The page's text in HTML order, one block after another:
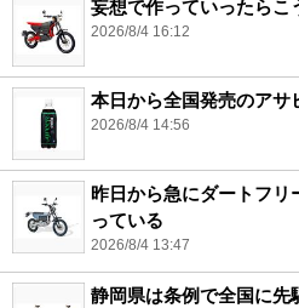
妄想で作っていったらこ
2026/8/4 16:12
本日から全国発売のアサ
2026/8/4 14:56
昨日から急にダートフ
っている
2026/8/4 13:47
静岡県は条例で全国に先